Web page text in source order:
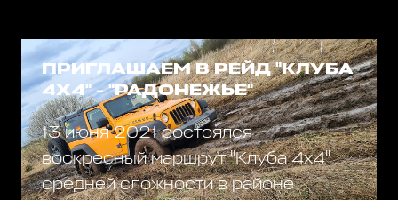
ПРИГЛАШАЕМ В РЕЙД "КЛУБА
4Х4" - "РАДОНЕЖЬЕ"
13 июня 2021 состоялся
воскресный маршрут "Клуба 4х4"
средней сложности в районе